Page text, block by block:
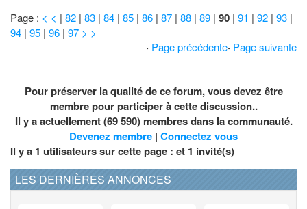
Page : < < | 82 | 83 | 84 | 85 | 86 | 87 | 88 | 89 | 90 | 91 | 92 | 93 |
94 | 95 | 96 | 97 > >
· Page précédente· Page suivante
Pour préserver la qualité de ce forum, vous devez être
membre pour participer à cette discussion..
Il y a actuellement (69 590) membres dans la communauté.
Devenez membre | Connectez vous
Il y a 1 utilisateurs sur cette page : et 1 invité(s)
LES DERNIÈRES ANNONCES